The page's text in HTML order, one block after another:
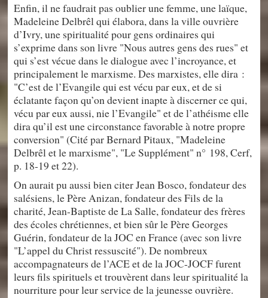
Enfin, il ne faudrait pas oublier une femme, une laïque,
Madeleine Delbrêl qui élabora, dans la ville ouvrière
d’Ivry, une spiritualité pour gens ordinaires qui
s’exprime dans son livre "Nous autres gens des rues" et
qui s’est vécue dans le dialogue avec l’incroyance, et
principalement le marxisme. Des marxistes, elle dira :
"C’est de l’Evangile qui est vécu par eux, et de si
éclatante façon qu’on devient inapte à discerner ce qui,
vécu par eux aussi, nie l’Evangile" et de l’athéisme elle
dira qu’il est une circonstance favorable à notre propre
conversion" (Cité par Bernard Pitaux, "Madeleine
Delbrêl et le marxisme", "Le Supplément" n° 198, Cerf,
p. 18-19 et 22).
On aurait pu aussi bien citer Jean Bosco, fondateur des
salésiens, le Père Anizan, fondateur des Fils de la
charité, Jean-Baptiste de La Salle, fondateur des frères
des écoles chrétiennes, et bien sûr le Père Georges
Guérin, fondateur de la JOC en France (avec son livre
"L’appel du Christ ressuscité"). De nombreux
accompagnateurs de l’ACE et de la JOC-JOCF furent
leurs fils spirituels et trouvèrent dans leur spiritualité la
nourriture pour leur service de la jeunesse ouvrière.